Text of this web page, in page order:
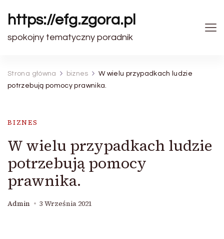
https://efg.zgora.pl
spokojny tematyczny poradnik
Strona główna biznes
W wielu przypadkach ludzie
potrzebują pomocy prawnika.
BIZNES
W wielu przypadkach ludzie
potrzebują pomocy
prawnika.
Admin 3 Września 2021